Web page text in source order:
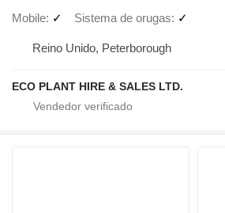
Mobile ✓ Sistema de orugas ✓
Reino Unido, Peterborough
ECO PLANT HIRE & SALES LTD.